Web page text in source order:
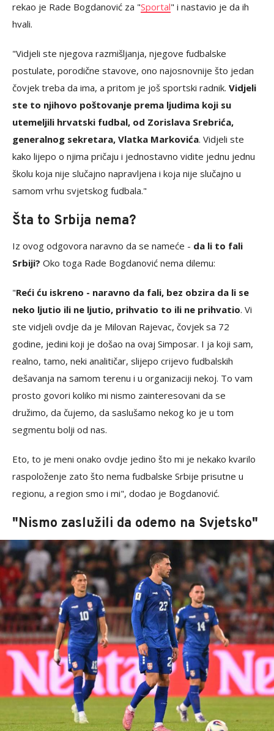
rekao je Rade Bogdanović za "Sportal" i nastavio je da ih
hvali.
"Vidjeli ste njegova razmišljanja, njegove fudbalske
postulate, porodične stavove, ono najosnovnije što jedan
čovjek treba da ima, a pritom je još sportski radnik. Vidjeli
ste to njihovo poštovanje prema ljudima koji su
utemeljili hrvatski fudbal, od Zorislava Srebrića,
generalnog sekretara, Vlatka Markovića. Vidjeli ste
kako lijepo o njima pričaju i jednostavno vidite jednu jednu
školu koja nije slučajno napravljena i koja nije slučajno u
samom vrhu svjetskog fudbala."
Šta to Srbija nema?
Iz ovog odgovora naravno da se nameće - da li to fali
Srbiji? Oko toga Rade Bogdanović nema dilemu:
"Reći ću iskreno - naravno da fali, bez obzira da li se
neko ljutio ili ne ljutio, prihvatio to ili ne prihvatio. Vi
ste vidjeli ovdje da je Milovan Rajevac, čovjek sa 72
godine, jedini koji je došao na ovaj Simposar. I ja koji sam,
realno, tamo, neki analitičar, slijepo crijevo fudbalskih
dešavanja na samom terenu i u organizaciji nekoj. To vam
prosto govori koliko mi nismo zainteresovani da se
družimo, da čujemo, da saslušamo nekog ko je u tom
segmentu bolji od nas.
Eto, to je meni onako ovdje jedino što mi je nekako kvarilo
raspoloženje zato što nema fudbalske Srbije prisutne u
regionu, a region smo i mi", dodao je Bogdanović.
"Nismo zaslužili da odemo na Svjetsko"